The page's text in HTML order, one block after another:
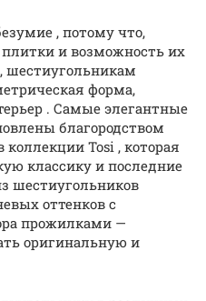
, потому что,
и возможность их
шестиугольникам
форма,
. Самые элегантные
благородством
Tosi , которая
классику и последние
шестиугольников
оттенков с
прожилками —
оригинальную и